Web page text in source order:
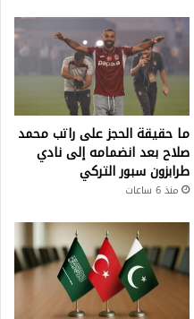
ما حقيقة الحجز على راتب محمد
صلاح بعد انضمامه إلى نادي
طرابزون سبور التركي
منذ 6 ساعات